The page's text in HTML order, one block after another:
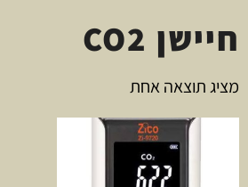
חיישן CO2
מציג תוצאה אחת